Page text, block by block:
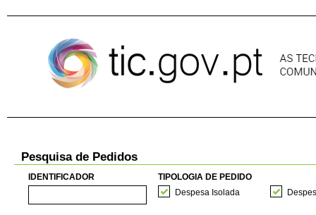
Pesquisa de Pedidos
IDENTIFICADOR
TIPOLOGIA DE PEDIDO
Despesa Isolada